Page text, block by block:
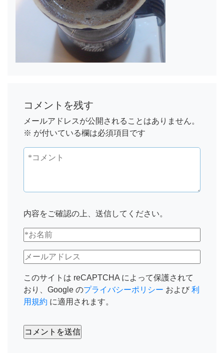
コメントを残す
メールアドレスが公開されることはありません。
※ が付いている欄は必須項目です
内容をご確認の上、送信してください。
このサイトは reCAPTCHA によって保護されて
おり、Google のプライバシーポリシー および 利
用規約 に適用されます。